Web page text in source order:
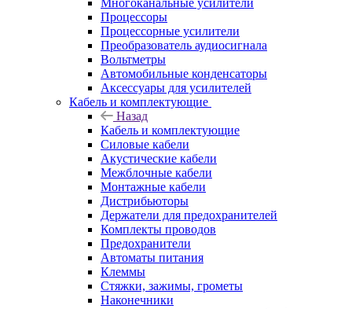
Многоканальные усилители
Процессоры
Процессорные усилители
Преобразователь аудиосигнала
Вольтметры
Автомобильные конденсаторы
Аксессуары для усилителей
Кабель и комплектующие
Назад
Кабель и комплектующие
Силовые кабели
Акустические кабели
Межблочные кабели
Монтажные кабели
Дистрибьюторы
Держатели для предохранителей
Комплекты проводов
Предохранители
Автоматы питания
Клеммы
Стяжки, зажимы, грометы
Наконечники